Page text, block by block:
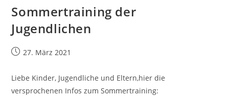
Sommertraining der
Jugendlichen
Beitrag27. März 2021
Liebe Kinder, Jugendliche und Eltern,hier die
versprochenen Infos zum Sommertraining: